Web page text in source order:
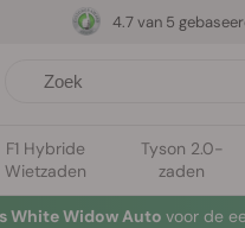
F1 Hybride
Wietzaden
Tyson 2.0-
zaden
4.7 van 5
White Widow Auto voor de